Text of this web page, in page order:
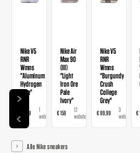
Nike V5
RNR
Wmns
"Aluminum
Hydrogen
Blue"
€ 89,99
1
webshop
Nike Air
Max 90
(III)
"Light
Iron Ore
Pale
Ivory"
€ 159
12
webshops
Nike V5
RNR
Wmns
"Burgundy
Crush
College
Grey"
€ 89,99
3
webshops
€
Alle Nike sneakers